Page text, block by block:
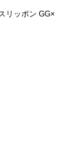
リッポン GG×